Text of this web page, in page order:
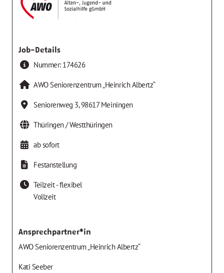
Job-Details
Nummer: 174626
AWO Seniorenzentrum „Heinrich Albertz“
Seniorenweg 3,98617 Meiningen
Thüringen / Westthüringen
ab sofort
Festanstellung
Teilzeit - flexibel
Vollzeit
Ansprechpartner*in
AWO Seniorenzentrum „Heinrich Albertz“
Kati Seeber